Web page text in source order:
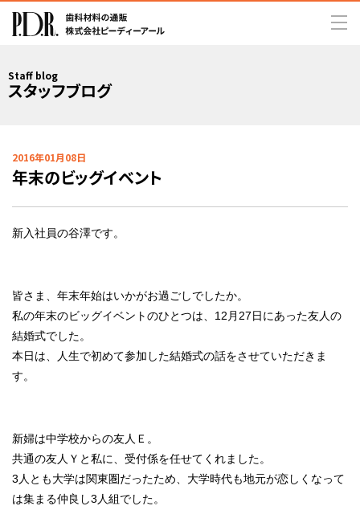
Staff blog
スタッフブログ
2016年01月08日
年末のビッグイベント
新入社員の谷澤です。
皆さま、年末年始はいかがお過ごしでしたか。
私の年末のビッグイベントのひとつは、12月27日にあった友人の
結婚式でした。
本日は、人生で初めて参加した結婚式の話をさせていただきま
す。
新婦は中学校からの友人Ｅ。
共通の友人Ｙと私に、受付係を任せてくれました。
3人とも大学は関東圏だったため、大学時代も地元が恋しくなって
は集まる仲良し3人組でした。